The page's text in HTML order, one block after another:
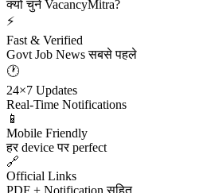
क्यों चुनें VacancyMitra?
⚡
Fast & Verified
Govt Job News सबसे पहले
🕐
24×7 Updates
Real-Time Notifications
📱
Mobile Friendly
हर device पर perfect
🔗
Official Links
PDF + Notification सहित